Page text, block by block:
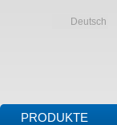
Deutsch
PRODUKTE